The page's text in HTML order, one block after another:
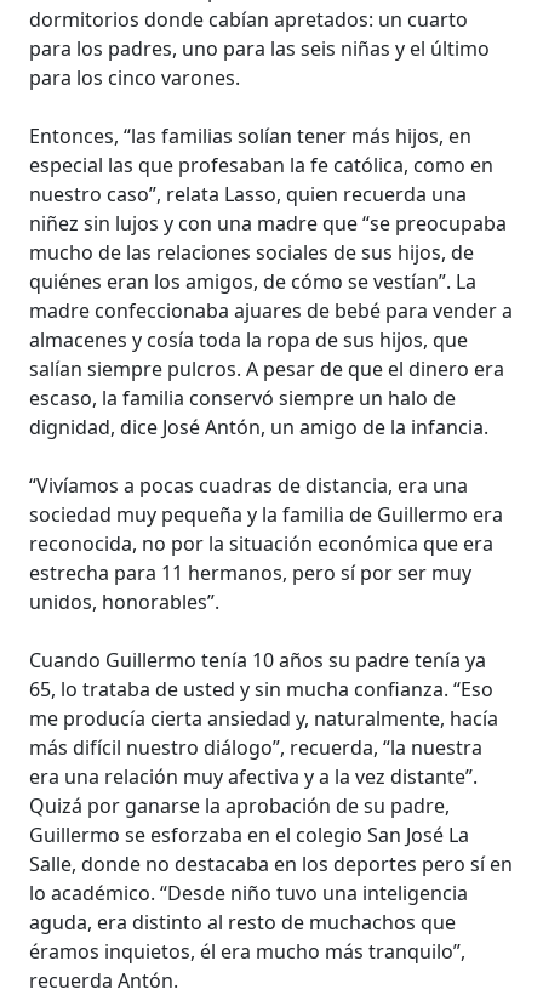
dormitorios donde cabían apretados: un cuarto
para los padres, uno para las seis niñas y el último
para los cinco varones.
Entonces, “las familias solían tener más hijos, en
especial las que profesaban la fe católica, como en
nuestro caso”, relata Lasso, quien recuerda una
niñez sin lujos y con una madre que “se preocupaba
mucho de las relaciones sociales de sus hijos, de
quiénes eran los amigos, de cómo se vestían”. La
madre confeccionaba ajuares de bebé para vender a
almacenes y cosía toda la ropa de sus hijos, que
salían siempre pulcros. A pesar de que el dinero era
escaso, la familia conservó siempre un halo de
dignidad, dice José Antón, un amigo de la infancia.
“Vivíamos a pocas cuadras de distancia, era una
sociedad muy pequeña y la familia de Guillermo era
reconocida, no por la situación económica que era
estrecha para 11 hermanos, pero sí por ser muy
unidos, honorables”.
Cuando Guillermo tenía 10 años su padre tenía ya
65, lo trataba de usted y sin mucha confianza. “Eso
me producía cierta ansiedad y, naturalmente, hacía
más difícil nuestro diálogo”, recuerda, “la nuestra
era una relación muy afectiva y a la vez distante”.
Quizá por ganarse la aprobación de su padre,
Guillermo se esforzaba en el colegio San José La
Salle, donde no destacaba en los deportes pero sí en
lo académico. “Desde niño tuvo una inteligencia
aguda, era distinto al resto de muchachos que
éramos inquietos, él era mucho más tranquilo”,
recuerda Antón.